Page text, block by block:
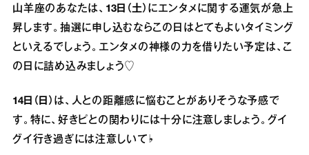
山羊座のあなたは、 13日（土） にエンタメに関する運気が急上
昇します。抽選に申し込むならこの日はとてもよいタイミング
といえるでしょう。エンタメの神様の力を借りたい予定は、こ
の日に詰め込みましょう♡
14日（日） は、人との距離感に悩むことがありそうな予感で
す。特に、好きピとの関わりには十分に注意しましょう。グイ
グイ行き過ぎには注意しいて♭